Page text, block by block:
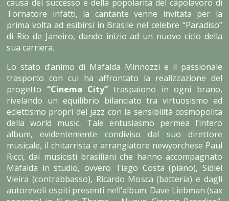
causa del successo e della popolarità del capolavoro di
Tornatore infatti, la cantante venne invitata per la
prima volta ad esibirsi in Brasile nel celebre “Paradiso”
di Rio de Janeiro, dando inizio ad un nuovo ciclo della
sua carriera.
Lo stato d’animo di Mafalda Minnozzi e il passionale
trasporto con cui ha affrontato la realizzazione del
progetto “Cinema City” traspaiono in ogni brano,
rivelando un equilibrio bilanciato tra virtuosismo ed
eclettismo propri del jazz con la sensibilità cosmopolita
della world music. Tale entusiasmo permea l’intero
album, evidentemente condiviso dal suo direttore
musicale, il chitarrista e arrangiatore newyorchese Paul
Ricci, dai musicisti brasiliani che hanno accompagnato
Mafalda in studio, ovvero Tiago Costa (piano), Sidiel
Vieira (contrabbasso), Ricardo Mosca (batteria) e dagli
autorevoli ospiti presenti nell’album: Dave Liebman (sax